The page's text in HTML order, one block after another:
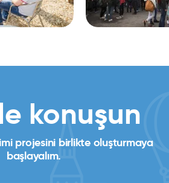
konuşun
projesini birlikte oluşturmaya
başlayalım.